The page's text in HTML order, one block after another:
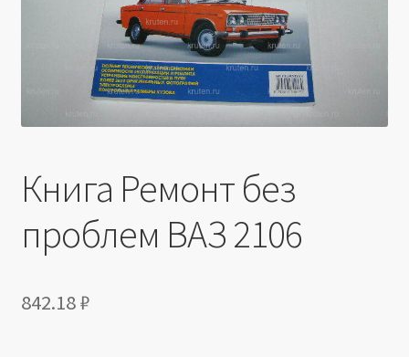
Юридические данные
Книга Ремонт без
проблем ВАЗ 2106
842.18₽